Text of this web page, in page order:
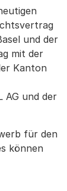
und der
mit der
Kanton
AG und der
für den
können